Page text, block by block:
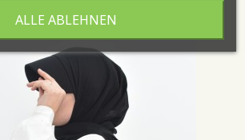
ALLE ABLEHNEN